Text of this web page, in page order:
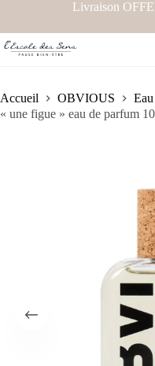
Livraison
Accueil OBVIOUS
« une figue » eau de parfum